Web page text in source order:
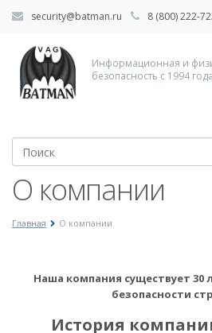
security@batman.ru 8 (800) 222-
Информационная и
безопасность с 1994
О компании
Главная О компании
Наша компания существует 30
безопасности
История